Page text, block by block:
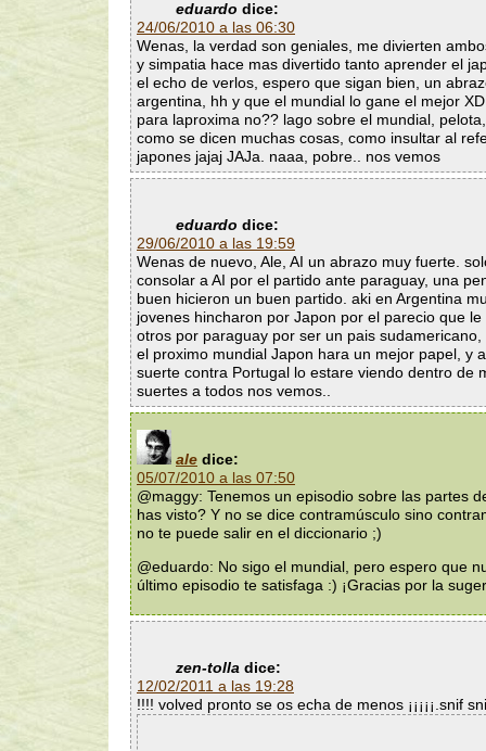
eduardo dice:
24/06/2010 a las 06:30
Wenas, la verdad son geniales, me divierten
y simpatia hace mas divertido tanto aprender el
el echo de verlos, espero que sigan bien, un
argentina, hh y que el mundial lo gane el mejor
para laproxima no?? lago sobre el mundial,
como se dicen muchas cosas, como insultar al
japones jajaj JAJa. naaa, pobre.. nos vemos
eduardo dice:
29/06/2010 a las 19:59
Wenas de nuevo, Ale, AI un abrazo muy fuerte.
consolar a AI por el partido ante paraguay, una
buen hicieron un buen partido. aki en Argentina
jovenes hincharon por Japon por el parecio que le
otros por paraguay por ser un pais sudamericano,
el proximo mundial Japon hara un mejor papel, y
suerte contra Portugal lo estare viendo dentro de
suertes a todos nos vemos..
ale dice:
05/07/2010 a las 07:50
@maggy: Tenemos un episodio sobre las partes
has visto? Y no se dice contramúsculo sino
no te puede salir en el diccionario ;)
@eduardo: No sigo el mundial, pero espero que
último episodio te satisfaga :) ¡Gracias por la
zen-tolla dice:
12/02/2011 a las 19:28
!!!! volved pronto se os echa de menos ¡¡¡¡¡.snif